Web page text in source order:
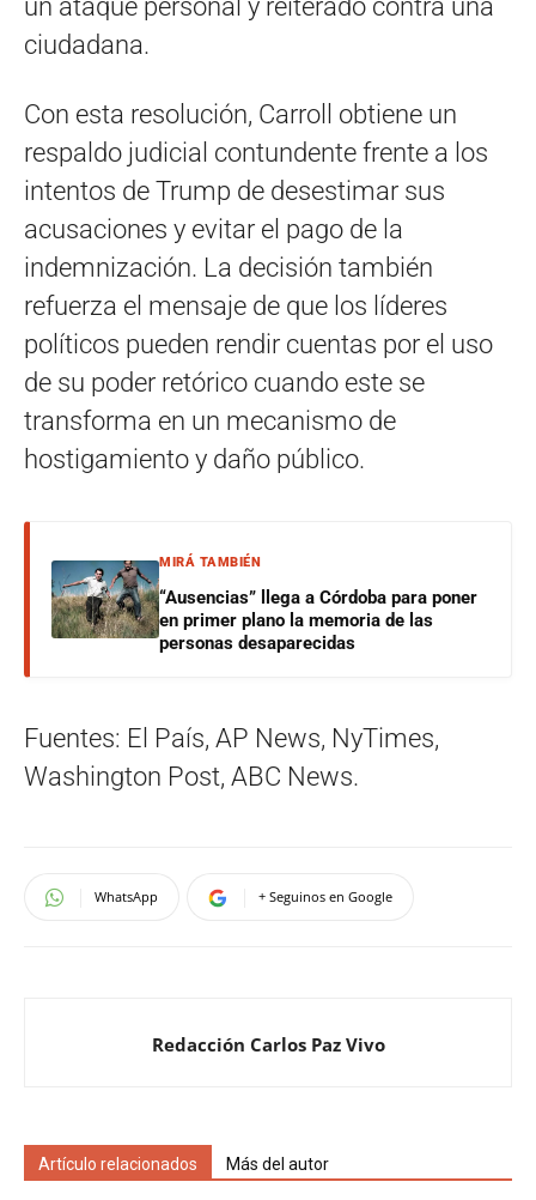
un ataque personal y reiterado contra una
ciudadana.
Con esta resolución, Carroll obtiene un
respaldo judicial contundente frente a los
intentos de Trump de desestimar sus
acusaciones y evitar el pago de la
indemnización. La decisión también
refuerza el mensaje de que los líderes
políticos pueden rendir cuentas por el uso
de su poder retórico cuando este se
transforma en un mecanismo de
hostigamiento y daño público.
MIRÁ TAMBIÉN
“Ausencias” llega a Córdoba para poner
en primer plano la memoria de las
personas desaparecidas
Fuentes: El País, AP News, NyTimes,
Washington Post, ABC News.
WhatsApp + Seguinos en Google
Redacción Carlos Paz Vivo
Artículo relacionados Más del autor